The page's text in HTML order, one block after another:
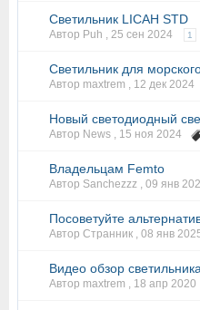
Светильник LICAH STD
Автор Puh , 25 сен 2024 1
Светильник для
Автор maxtrem , 12 дек 2024
Новый светодиодный
Автор News , 15 ноя 2024
Владельцам Femto
Автор Sanchezzz , 09 янв
Посоветуйте
Автор Странник , 08 янв
Видео обзор
Автор maxtrem , 18 апр 2020